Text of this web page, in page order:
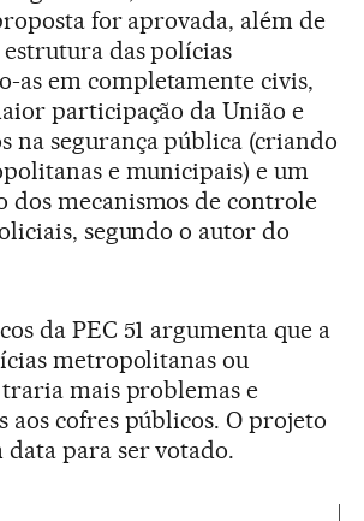
for aprovada, além de
das polícias
as em completamente civis,
participação da União e
na segurança pública (criando
e municipais) e um
dos mecanismos de controle
segundo o autor do
da PEC 51 argumenta que a
metropolitanas ou
mais problemas e
aos cofres públicos. O projeto
para ser votado.